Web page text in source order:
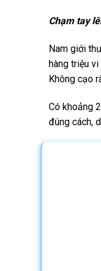
Chạm tay
Nam giới
hàng triệu
Không cạo
Có khoảng
đúng cách,